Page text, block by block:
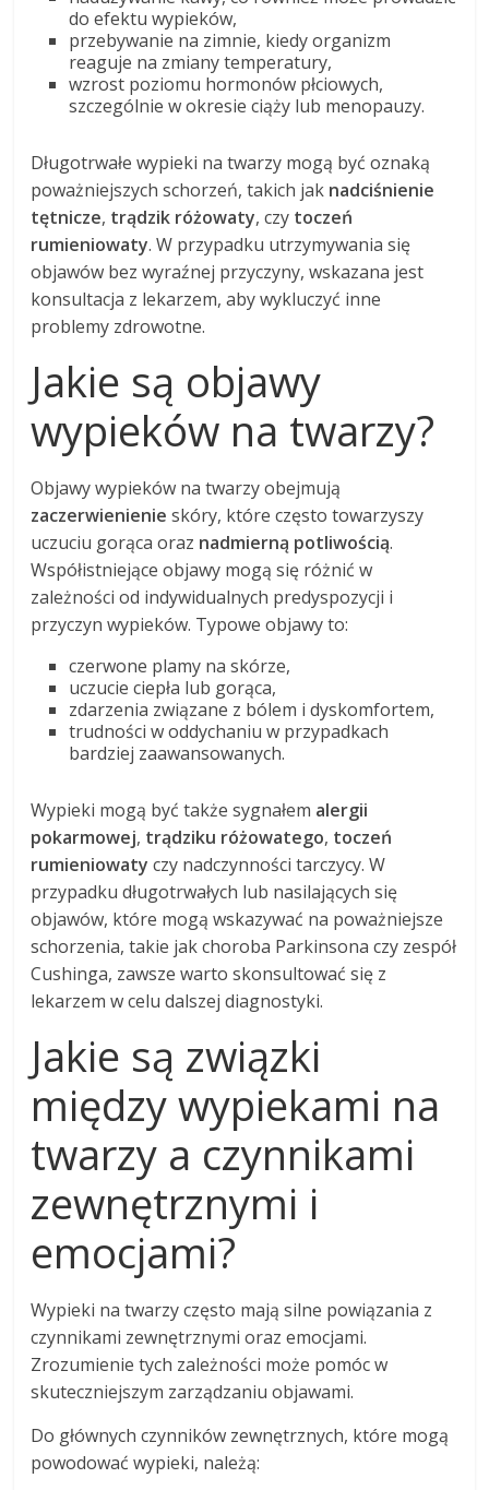
do efektu wypieków,
przebywanie na zimnie, kiedy organizm
reaguje na zmiany temperatury,
wzrost poziomu hormonów płciowych,
szczególnie w okresie ciąży lub menopauzy.
Długotrwałe wypieki na twarzy mogą być oznaką
poważniejszych schorzeń, takich jak nadciśnienie
tętnicze, trądzik różowaty, czy toczeń
rumieniowaty. W przypadku utrzymywania się
objawów bez wyraźnej przyczyny, wskazana jest
konsultacja z lekarzem, aby wykluczyć inne
problemy zdrowotne.
Jakie są objawy
wypieków na twarzy?
Objawy wypieków na twarzy obejmują
zaczerwienienie skóry, które często towarzyszy
uczuciu gorąca oraz nadmierną potliwością.
Współistniejące objawy mogą się różnić w
zależności od indywidualnych predyspozycji i
przyczyn wypieków. Typowe objawy to:
czerwone plamy na skórze,
uczucie ciepła lub gorąca,
zdarzenia związane z bólem i dyskomfortem,
trudności w oddychaniu w przypadkach
bardziej zaawansowanych.
Wypieki mogą być także sygnałem alergii
pokarmowej, trądziku różowatego, toczeń
rumieniowaty czy nadczynności tarczycy. W
przypadku długotrwałych lub nasilających się
objawów, które mogą wskazywać na poważniejsze
schorzenia, takie jak choroba Parkinsona czy zespół
Cushinga, zawsze warto skonsultować się z
lekarzem w celu dalszej diagnostyki.
Jakie są związki
między wypiekami na
twarzy a czynnikami
zewnętrznymi i
emocjami?
Wypieki na twarzy często mają silne powiązania z
czynnikami zewnętrznymi oraz emocjami.
Zrozumienie tych zależności może pomóc w
skuteczniejszym zarządzaniu objawami.
Do głównych czynników zewnętrznych, które mogą
powodować wypieki, należą: